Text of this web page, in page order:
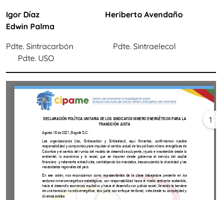
Igor Díaz Heriberto Avendaño
Edwin Palma
Pdte. Sintracarbón Pdte. Sintraelecol
Pdte. USO
1